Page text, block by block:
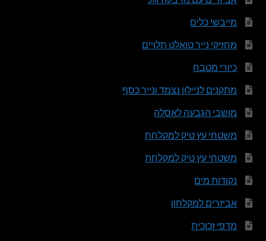
מייבשי כלים
מחזיקי נייר טואלט תלויים
כיורי מטבח
מתקנים לניילון נצמד ונייר כסף
מושבי הגבעה לאסלה
משטחי עץ טיק למקלחת
משטחי עץ טיק למקלחת
נקודות מים
אביזרים למקלחון
מדפי זכוכית